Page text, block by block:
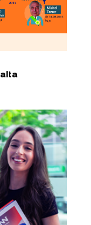
alta